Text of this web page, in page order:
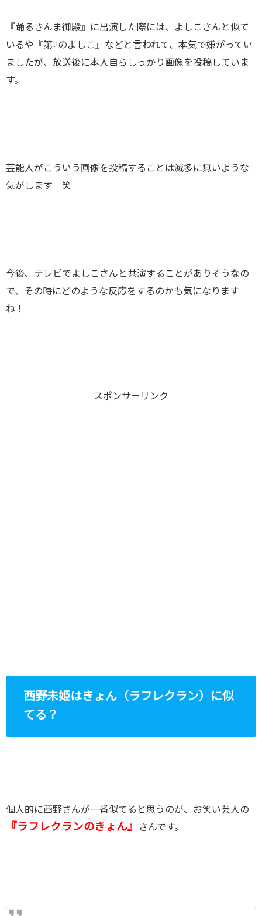
『踊るさんま御殿』に出演した際には、よしこさんと似て
いるや『第2のよしこ』などと言われて、本気で嫌がってい
ましたが、放送後に本人自らしっかり画像を投稿していま
す。
芸能人がこういう画像を投稿することは滅多に無いような
気がします 笑
今後、テレビでよしこさんと共演することがありそうなの
で、その時にどのような反応をするのかも気になります
ね！
スポンサーリンク
西野未姫はきょん（ラフレクラン）に似
てる？
個人的に西野さんが一番似てると思うのが、お笑い芸人の
『ラフレクランのきょん』 さんです。